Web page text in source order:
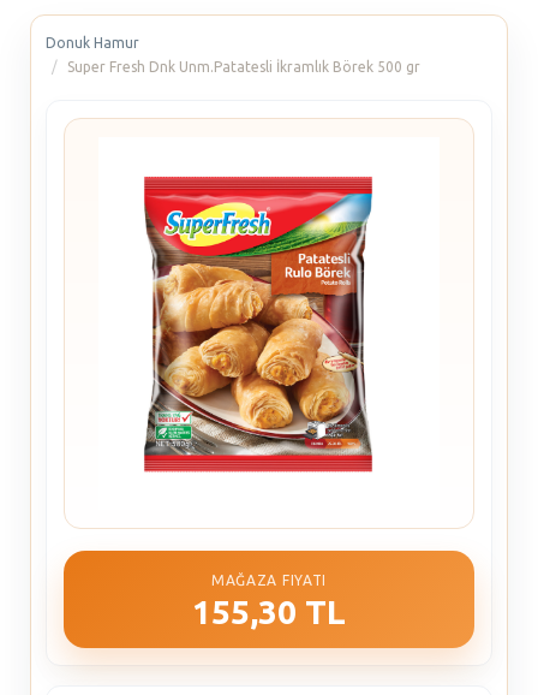
Donuk Hamur
Super Fresh Dnk Unm.Patatesli İkramlık Börek 500 gr
MAĞAZA FIYATI
155,30 TL